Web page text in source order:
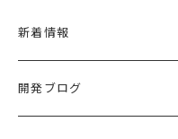
新着情報
開発ブログ